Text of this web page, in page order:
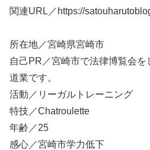
関連URL／https://
所在地／宮崎県宮崎市
自己PR／宮崎市で法律博覧会
道業です。
活動／リーガルトレーニング
特技／Chatroulette
年齢／25
感心／宮崎市学力低下